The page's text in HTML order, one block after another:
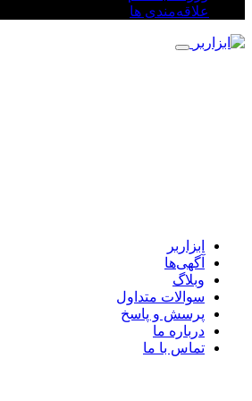
علاقه‌مندی ها
ابزاربر
آگهی‌ها
وبلاگ
سوالات متداول
پرسش و پاسخ
درباره ما
تماس با ما